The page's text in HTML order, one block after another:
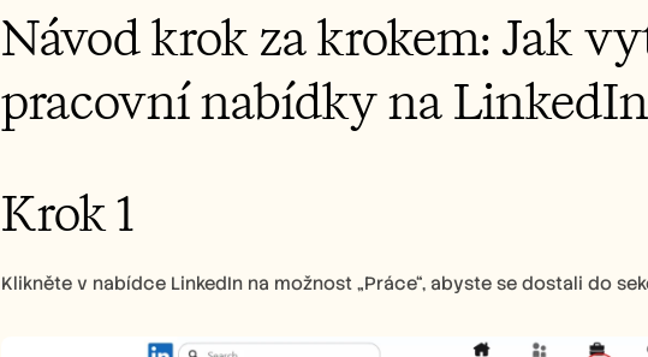
Návod krok za krokem: Jak
pracovní nabídky na LinkedIn
Krok 1
Klikněte v nabídce LinkedIn na možnost „Práce“, abyste se dostali do